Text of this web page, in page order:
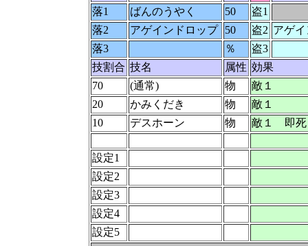
落1
ばんのうやく 50
盗1
落2
アゲインドロップ 50 盗2 アゲ
落3
％
盗3
技割合 技名 属性 効果
70
(通常) 物
敵１
20
かみくだき 物
敵１
10
デスホーン 物 敵１ 即死
設定1
設定2
設定3
設定4
設定5